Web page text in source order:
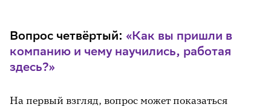
Вопрос четвёртый: «Как вы пришли в
компанию и чему научились, работая
здесь?»
На первый взгляд, вопрос может показаться